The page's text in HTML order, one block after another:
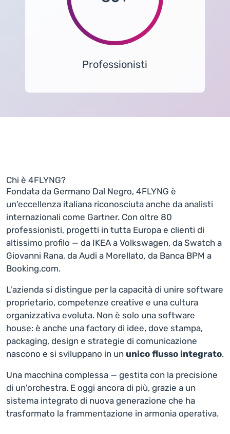
Professionisti
Chi è 4FLYNG?
Fondata da Germano Dal Negro, 4FLYNG è
un'eccellenza italiana riconosciuta anche da analisti
internazionali come Gartner. Con oltre 80
professionisti, progetti in tutta Europa e clienti di
altissimo profilo — da IKEA a Volkswagen, da Swatch a
Giovanni Rana, da Audi a Morellato, da Banca BPM a
Booking.com.
L'azienda si distingue per la capacità di unire software
proprietario, competenze creative e una cultura
organizzativa evoluta. Non è solo una software
house: è anche una factory di idee, dove stampa,
packaging, design e strategie di comunicazione
nascono e si sviluppano in un unico flusso integrato.
Una macchina complessa — gestita con la precisione
di un'orchestra. E oggi ancora di più, grazie a un
sistema integrato di nuova generazione che ha
trasformato la frammentazione in armonia operativa.